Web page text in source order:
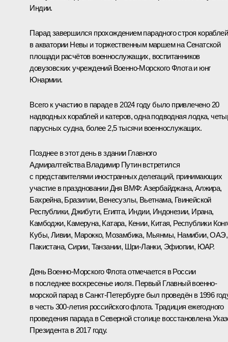
Индии.
Парад завершился прохождением парадного строя кораблей
в акватории Невы и торжественным маршем на Сенатской
площади расчётов военнослужащих, воспитанников
довузовских учреждений Военно-Морского Флота и юнг
Юнармии.
Всего к участию в параде в 2024 году было привлечено 20
надводных кораблей и катеров, одна подводная лодка,
парусных судна, более 2,5 тысячи военнослужащих.
Позднее в этот день в здании Главного
Адмиралтейства Владимир Путинвстретился
с представителями иностранных делегаций, принимающих
участие в праздновании Дня ВМФ: Азербайджана, Алжира,
Бахрейна, Бразилии, Венесуэлы, Вьетнама, Гвинейской
Республики, Джибути, Египта, Индии, Индонезии, Ирана,
Камбоджи, Камеруна, Катара, Кении, Китая, Республики
Кубы, Ливии, Марокко, Мозамбика, Мьянмы, Намибии, ОАЭ,
Пакистана, Сирии, Танзании, Шри-Ланки, Эфиопии, ЮАР.
День Военно-Морского Флота отмечается в России
в последнее воскресенье июля. Первый Главный военно-
морской парад в Санкт-Петербурге был проведён в 1996
в честь 300-летия российского флота. Традиция ежегодного
проведения парада в Северной столице восстановлена
Президента в 2017 году.